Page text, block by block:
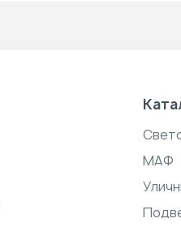
МАФ